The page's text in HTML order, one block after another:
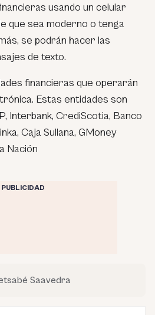
usando un celular
que sea moderno o tenga
se podrán hacer las
de texto.
financieras que operarán
Estas entidades son
Interbank, CrediScotia, Banco
Caja Sullana, GMoney
Nación
PUBLICIDAD
Saavedra